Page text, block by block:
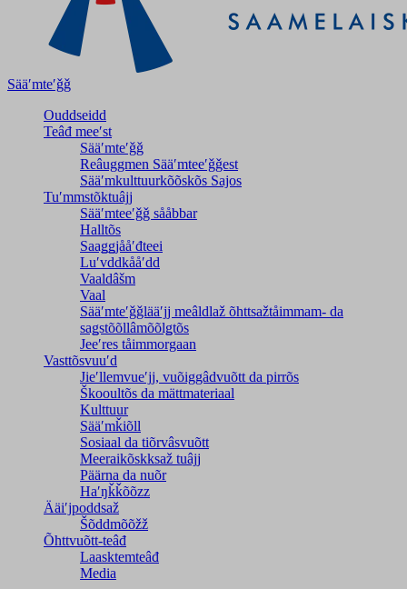
Sääʹmteʹǧǧ
Ouddseidd
Teâđ meeʹst
Sääʹmteʹǧǧ
Reâuggmen Sääʹmteeʹǧǧest
Sääʹmkulttuurkõõskõs Sajos
Tuʹmmstõktuâjj
Sääʹmteeʹǧǧ sååbbar
Halltõs
Saaǥǥjååʹđteei
Luʹvddkååʹdd
Vaaldâšm
Vaal
Sääʹmteʹǧǧlääʹjj meâldlaž õhttsažtåimmam- da
saǥstõõllâmõõlǥtõs
Jeeʹres tåimmorgaan
Vasttõsvuuʹd
Jieʹllemvueʹjj, vuõiggâdvuõtt da pirrõs
Škooultõs da mättmateriaal
Kulttuur
Sääʹmǩiõll
Sosiaal da tiõrvâsvuõtt
Meeraikõskksaž tuâjj
Päärna da nuõr
Haʹŋǩǩõõzz
Ääiʹjpoddsaž
Šõddmõõžž
Õhttvuõtt-teâđ
Laasktemteâđ
Media